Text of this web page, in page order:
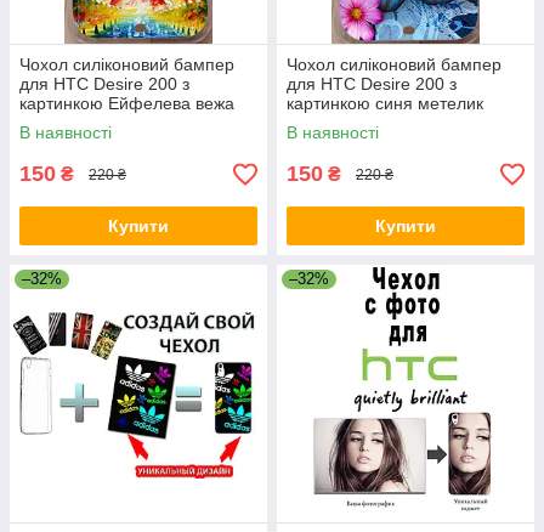
Чохол силіконовий бампер
для HTC Desire 200 з
картинкою Ейфелева вежа
В наявності
150 ₴ 220 ₴
Купити
Чохол силіконовий бампер
для HTC Desire 200 з
картинкою синя метелик
В наявності
150 ₴ 220 ₴
Купити
–32% –32%